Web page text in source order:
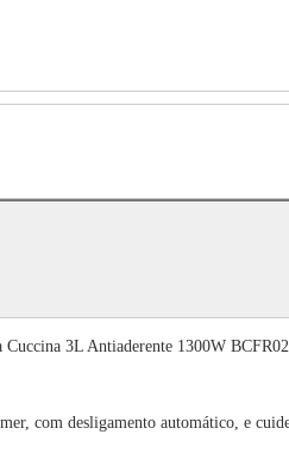
3L Antiaderente 1300W
com desligamento automático, e